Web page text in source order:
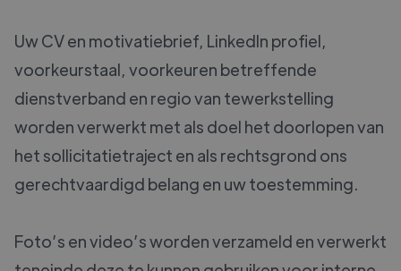
Uw CV en motivatiebrief, LinkedIn profiel,
voorkeurstaal, voorkeuren betreffende
dienstverband en regio van tewerkstelling
worden verwerkt met als doel het doorlopen van
het sollicitatietraject en als rechtsgrond ons
gerechtvaardigd belang en uw toestemming.
Foto’s en video’s worden verzameld en verwerkt